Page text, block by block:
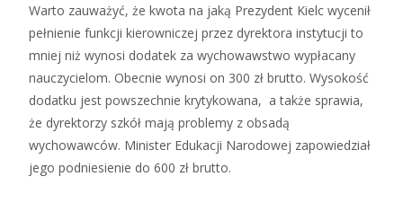
Warto zauważyć, że kwota na jaką Prezydent Kielc wycenił
pełnienie funkcji kierowniczej przez dyrektora instytucji to
mniej niż wynosi dodatek za wychowawstwo wypłacany
nauczycielom. Obecnie wynosi on 300 zł brutto. Wysokość
dodatku jest powszechnie krytykowana, a także sprawia,
że dyrektorzy szkół mają problemy z obsadą
wychowawców. Minister Edukacji Narodowej zapowiedział
jego podniesienie do 600 zł brutto.